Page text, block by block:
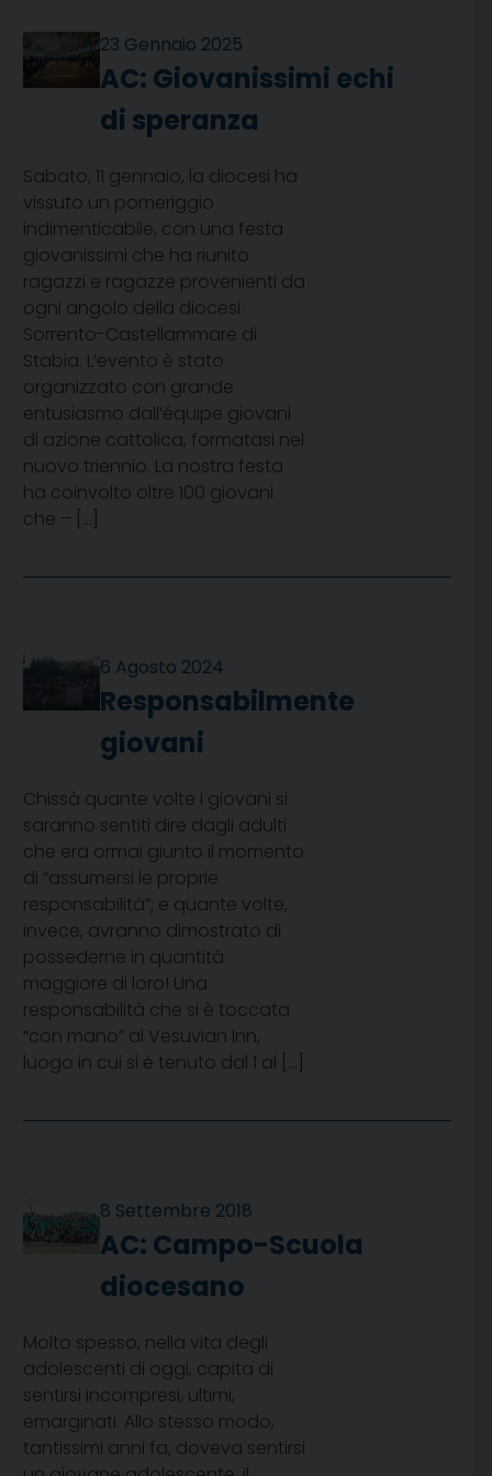
23 Gennaio 2025
AC: Giovanissimi echi
di speranza
Sabato, 11 gennaio, la diocesi ha
vissuto un pomeriggio
indimenticabile, con una festa
giovanissimi che ha riunito
ragazzi e ragazze provenienti da
ogni angolo della diocesi
Sorrento-Castellammare di
Stabia. L’evento è stato
organizzato con grande
entusiasmo dall’équipe giovani
di azione cattolica, formatasi nel
nuovo triennio. La nostra festa
ha coinvolto oltre 100 giovani
che – […]
6 Agosto 2024
Responsabilmente
giovani
Chissà quante volte i giovani si
saranno sentiti dire dagli adulti
che era ormai giunto il momento
di “assumersi le proprie
responsabilità”; e quante volte,
invece, avranno dimostrato di
possederne in quantità
maggiore di loro! Una
responsabilità che si è toccata
“con mano” al Vesuvian Inn,
luogo in cui si è tenuto dal 1 al […]
8 Settembre 2018
AC: Campo-Scuola
diocesano
Molto spesso, nella vita degli
adolescenti di oggi, capita di
sentirsi incompresi, ultimi,
emarginati. Allo stesso modo,
tantissimi anni fa, doveva sentirsi